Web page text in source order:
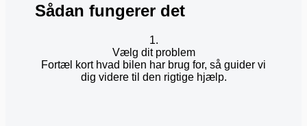
Sådan fungerer det
1.
Vælg dit problem
Fortæl kort hvad bilen har brug for, så guider vi
dig videre til den rigtige hjælp.